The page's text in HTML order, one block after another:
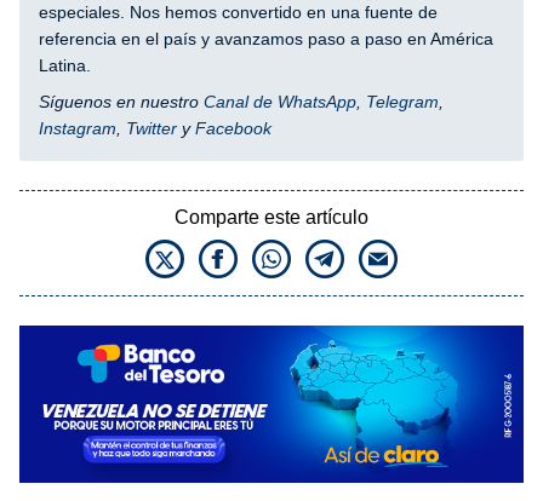
especiales. Nos hemos convertido en una fuente de
referencia en el país y avanzamos paso a paso en América
Latina.
Síguenos en nuestro Canal de WhatsApp Telegram
Instagram
Twitter yFacebook
Comparte este artículo